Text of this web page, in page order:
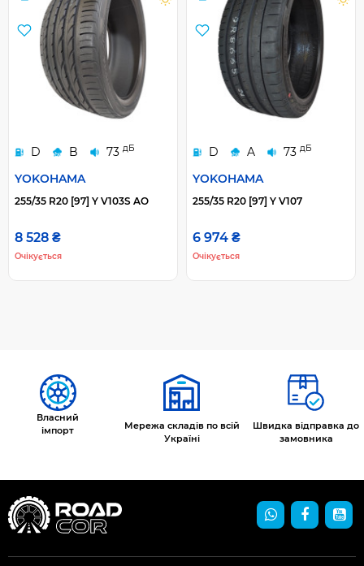
D B 73 дБ
YOKOHAMA
255/35 R20 [97] Y V103S AO
8 528 ₴
Очікується
D A 73 дБ
YOKOHAMA
255/35 R20 [97] Y V107
6 974 ₴
Очікується
Власний
імпорт
Мережа складів по всій
Україні
Швидка відправка до
замовника